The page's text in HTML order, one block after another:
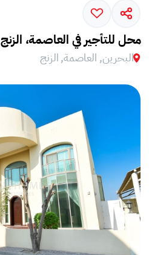
محل للتأجير في العاصمة، الزنج
البحرين, العاصمة, الزنج